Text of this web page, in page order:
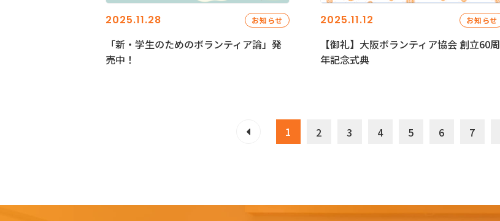
2025.11.28 お知らせ
「新・学生のためのボランティア論」発
売中！
2025.11.12 お知らせ
【御礼】大阪ボランティア協会 創立60周
年記念式典
1 2 3 4 5 6 7